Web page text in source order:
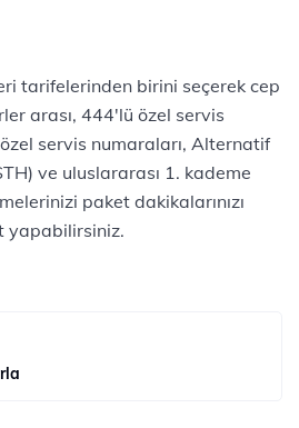
tarifelerinden birini seçerek cep
arası, 444'lü özel servis
servis numaraları, Alternatif
ve uluslararası 1. kademe
paket dakikalarınızı
yapabilirsiniz.